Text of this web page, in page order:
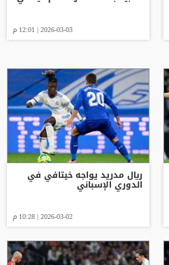
2026-03-03 | 12:01 م
ريال مدريد يواجه خيتافي في
الدوري الإسباني
2026-03-02 | 10:28 م